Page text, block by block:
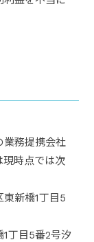
業務提携会社
現時点では次
新橋1丁目5
丁目5番2号汐